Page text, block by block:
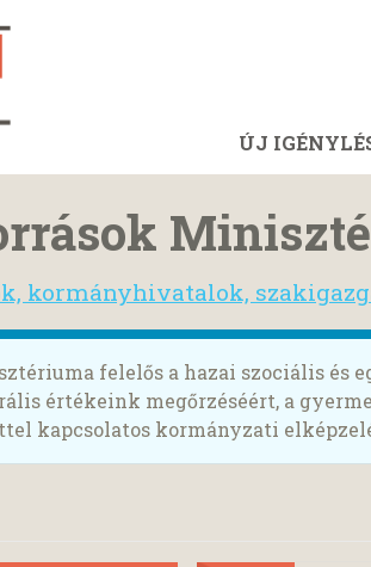
ÚJ
kormányhivatalok,
felelős a hazai szociális és
értékeink megőrzéséért, a
kapcsolatos kormányzati